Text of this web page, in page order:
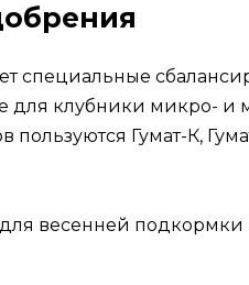
специальные
для клубники микро- и
пользуются Гумат-К,